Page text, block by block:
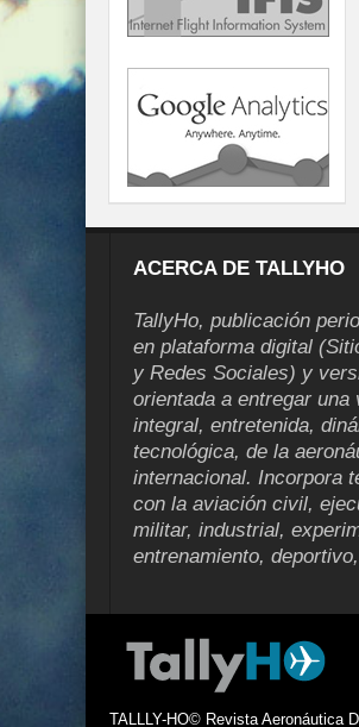
ACERCA DE TALLYHO
TallyHo, publicación
en plataforma digital
y Redes Sociales) y
orientada a entregar una
integral, entretenida,
tecnológica, de la
internacional. Incorpora
con la aviación civil,
militar, industrial,
entrenamiento,
TALLLY-HO© Revista Aeronáutica